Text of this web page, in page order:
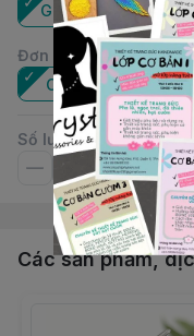
Gold
Silver
Đơn vị :
Cái
Số lượng
Các sản phẩm,